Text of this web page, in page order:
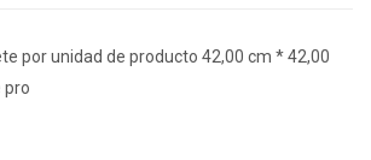
por unidad de producto 42,00 cm * 42,00
pro